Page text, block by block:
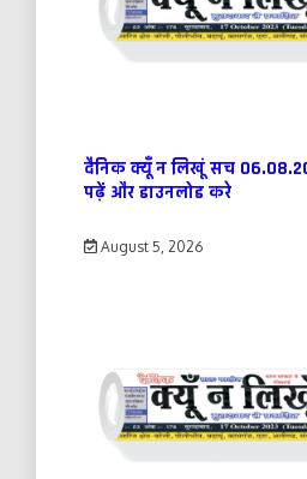
दैनिक क्यूँ न लिखूं सच
पढ़ें और डाउनलोड करे
August 5, 2026